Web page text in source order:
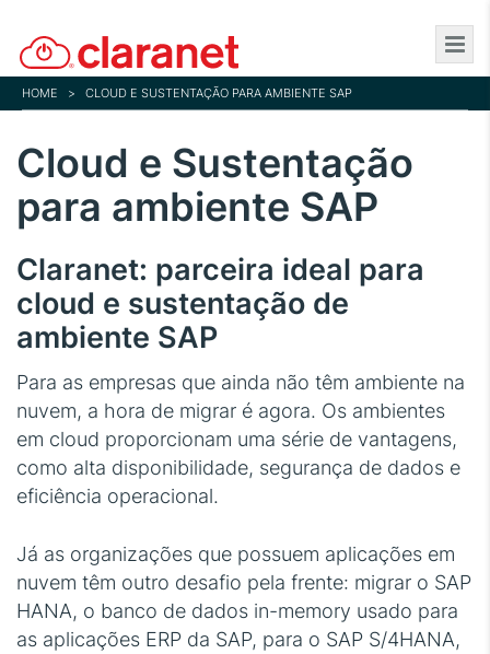
to
main
content
HOME > CLOUD E SUSTENTAÇÃO PARA AMBIENTE SAP
Cloud e Sustentação
para ambiente SAP
Claranet: parceira ideal para
cloud e sustentação de
ambiente SAP
Para as empresas que ainda não têm ambiente na
nuvem, a hora de migrar é agora. Os ambientes
em cloud proporcionam uma série de vantagens,
como alta disponibilidade, segurança de dados e
eficiência operacional.
Já as organizações que possuem aplicações em
nuvem têm outro desafio pela frente: migrar o SAP
HANA, o banco de dados in-memory usado para
as aplicações ERP da SAP, para o SAP S/4HANA,